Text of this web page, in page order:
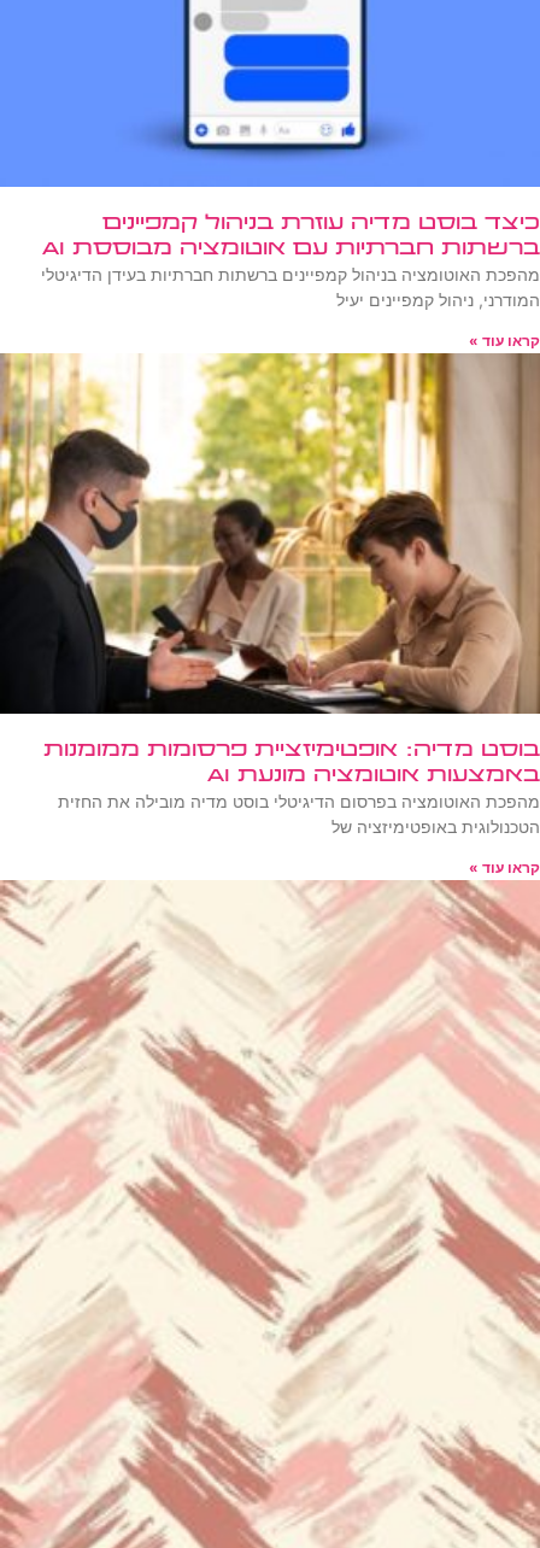
כיצד בוסט מדיה עוזרת בניהול קמפיינים
ברשתות חברתיות עם אוטומציה מבוססת AI
מהפכת האוטומציה בניהול קמפיינים ברשתות חברתיות בעידן הדיגיטלי
המודרני, ניהול קמפיינים יעיל
קראו עוד »
בוסט מדיה: אופטימיזציית פרסומות ממומנות
באמצעות אוטומציה מונעת AI
מהפכת האוטומציה בפרסום הדיגיטלי בוסט מדיה מובילה את החזית
הטכנולוגית באופטימיזציה של
קראו עוד »